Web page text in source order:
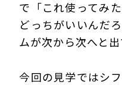
で「これ使ってみ
どっちがいいんだ
ムが次から次へと出
今回の見学ではシ